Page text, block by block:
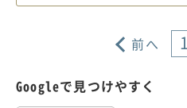
前へ 1
Googleで見つけやすく